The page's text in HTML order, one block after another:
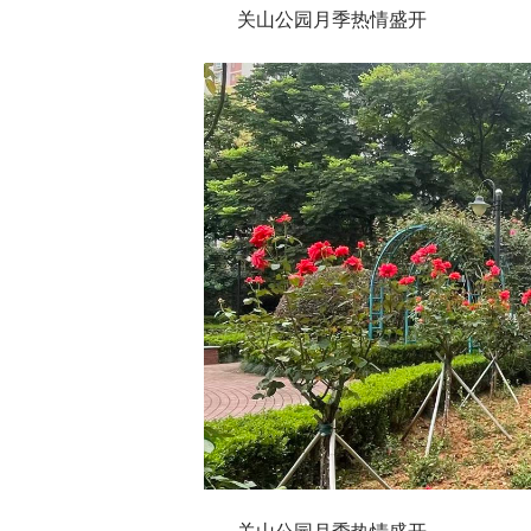
关山公园月季热情盛开